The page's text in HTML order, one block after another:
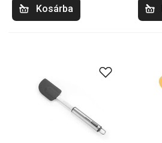
Kosárba